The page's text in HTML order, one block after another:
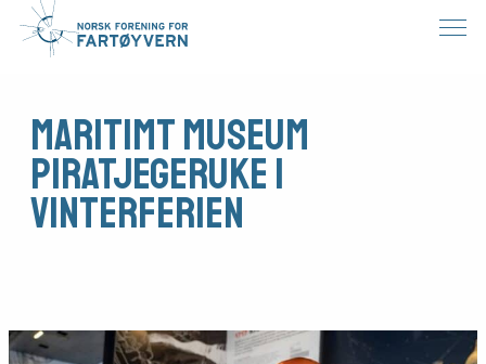
Maritimt Museum
Piratjegeruke i
vinterferien